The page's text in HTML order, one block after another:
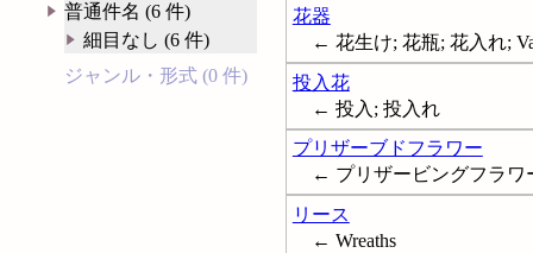
普通件名 (6 件)
細目なし (6 件)
ジャンル・形式 (0 件)
花器
← 花生け; 花瓶; 花入れ;
投入花
← 投入; 投入れ
プリザーブドフラワー
← プリザービングフラワ
リース
← Wreaths